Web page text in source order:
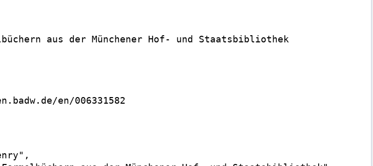
aus der Münchener Hof- und Staatsbibliothek
en/006331582